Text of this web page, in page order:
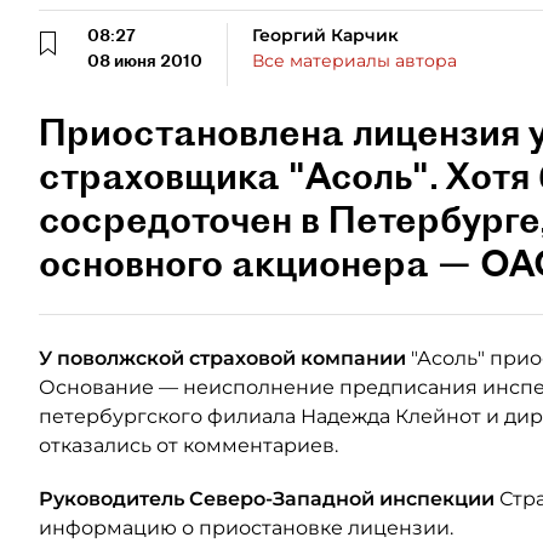
08:27
08 июня 2010
Георгий Карчик
Все материалы автора
Приостановлена лицензия
страховщика "Асоль".
сосредоточен в
основного акционера —
У поволжской страховой компании "Асоль"
Основание — неисполнение предписания
петербургского филиала Надежда Клейнот и
отказались от комментариев.
Руководитель Северо-Западной инспекции
информацию о приостановке лицензии.